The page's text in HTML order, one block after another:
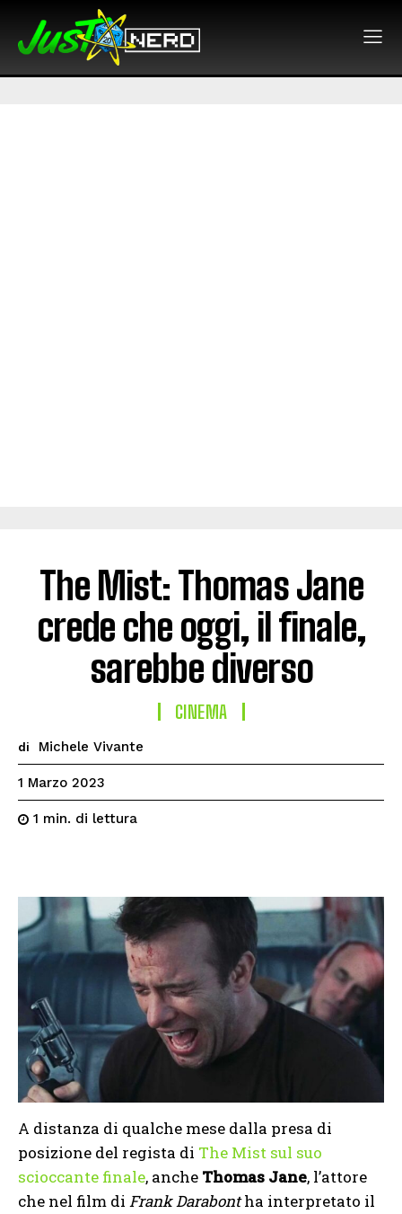
The Mist: Thomas Jane
crede che oggi, il finale,
sarebbe diverso
CINEMA
di Michele Vivante
1 Marzo 2023
1 min. di lettura
A distanza di qualche mese dalla presa di
posizione del regista di The Mist sul suo
scioccante finale, anche Thomas Jane, l’attore
che nel film di Frank Darabontha interpretato il